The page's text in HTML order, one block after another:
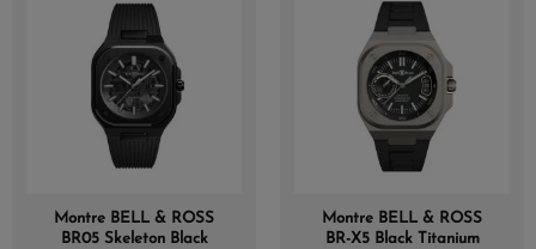
Montre BELL & ROSS
BR05 Skeleton Black
Montre BELL & ROSS
BR-X5 Black Titanium